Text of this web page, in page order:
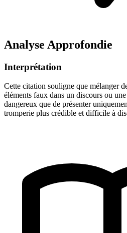
Analyse Approfondie
Interprétation
Cette citation souligne que mélanger
éléments faux dans un discours ou
dangereux que de présenter
tromperie plus crédible et difficile à